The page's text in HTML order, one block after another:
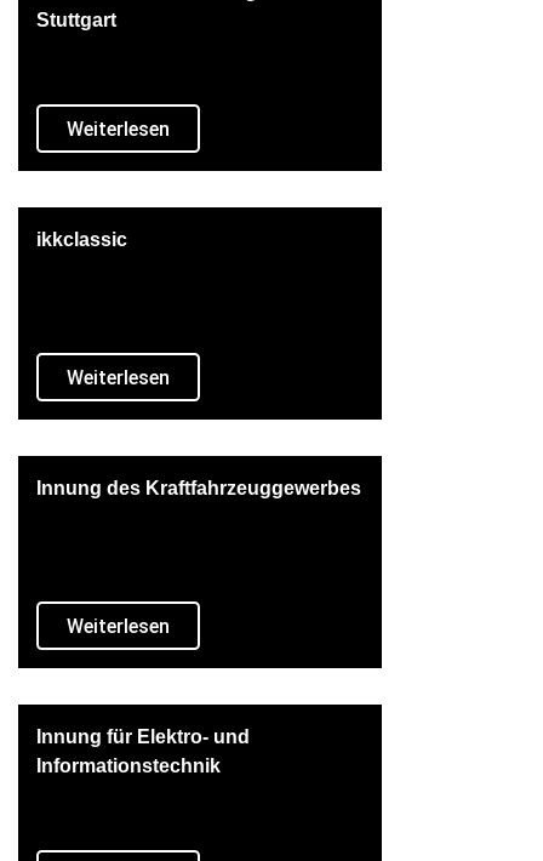
Stuttgart
Weiterlesen
ikkclassic
Weiterlesen
Innung des Kraftfahrzeuggewerbes
Weiterlesen
Innung für Elektro- und
Informationstechnik